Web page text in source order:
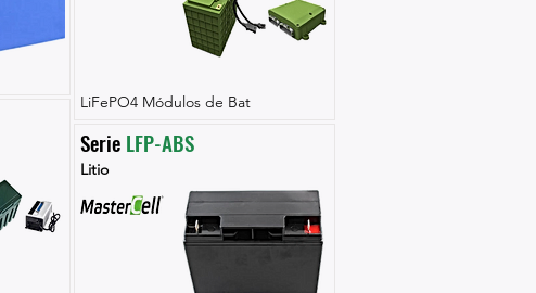
LiFePO4 Módulos de Bat
Serie LFP-ABS
Litio